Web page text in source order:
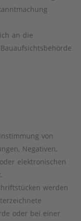
an die
von
Negativen,
elektronischen
werden
oder bei einer